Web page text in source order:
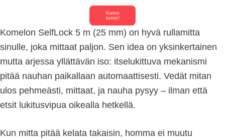
Katso
tuote!
Komelon SelfLock 5 m (25 mm) on hyvä rullamitta
sinulle, joka mittaat paljon. Sen idea on yksinkertainen
mutta arjessa yllättävän iso: itselukittuva mekanismi
pitää nauhan paikallaan automaattisesti. Vedät mitan
ulos pehmeästi, mittaat, ja nauha pysyy – ilman että
etsit lukitusvipua oikealla hetkellä.
Kun mitta pitää kelata takaisin, homma ei muutu